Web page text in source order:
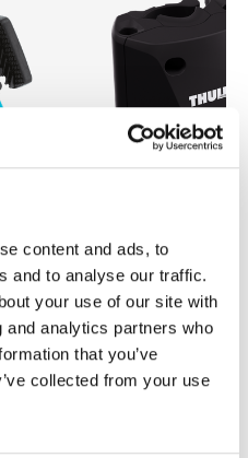
content and ads, to
and to analyse our traffic.
your use of our site with
analytics partners who
that you’ve
collected from your use
Thule quick release bracket
soporte de liberación rápida